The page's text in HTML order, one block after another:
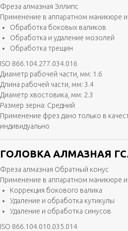
Фреза алмазная Эллипс
Применение в аппаратном маникюре
Обработка боковых валиков
Обработка и удаление мозолей
Обработка трещин
ISO 866.104.277.034.016
Диаметр рабочей части, мм: 1.6
Длина рабочей части, мм: 3.4
Диаметр хвостовика, мм: 2.3
Размер зерна: Средний
Применение фрез дано только в
индивидуально
ГОЛОВКА АЛМАЗНАЯ
Фреза алмазная Обратный конус
Применение в аппаратном маникюре
Коррекция бокового валика
Удаление и обработка кутикулы
Удаление и обработка синусов
ISO 866.104.010.035.014